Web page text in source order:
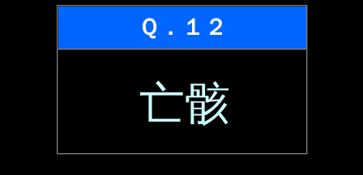
Ｑ．１２
亡骸